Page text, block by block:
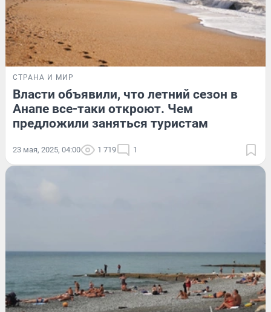
СТРАНА И МИР
Власти объявили, что летний сезон в
Анапе все-таки откроют. Чем
предложили заняться туристам
23 мая, 2025, 04:00 1 719 1